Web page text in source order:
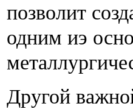
позволит
одним иэ
Другой